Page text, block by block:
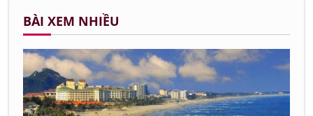
BÀI XEM NHIỀU